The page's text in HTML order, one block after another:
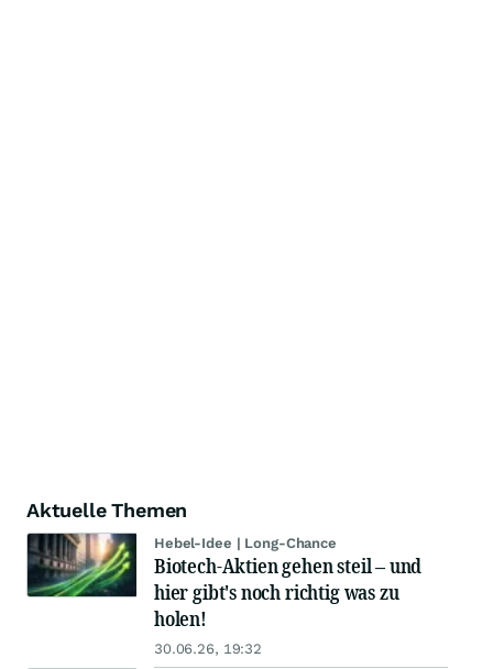
Aktuelle Themen
Hebel-Idee | Long-Chance
Biotech-Aktien gehen steil – und
hier gibt's noch richtig was zu
holen!
30.06.26, 19:32